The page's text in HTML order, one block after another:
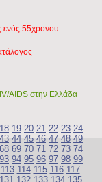
ενός 55χρονου
AIDS στην Ελλάδα
18 19 20 21 22 23 24
43 44 45 46 47 48 49
68 69 70 71 72 73 74
93 94 95 96 97 98 99
113 114 115 116 117
131 132 133 134 135